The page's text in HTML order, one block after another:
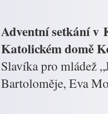
Adventní setkání v
Katolickém domě
Slavíka pro mládež
Bartoloměje, Eva